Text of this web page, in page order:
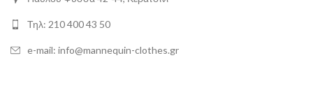
Τηλ: 210 400 43 50
e-mail: info@mannequin-clothes.gr